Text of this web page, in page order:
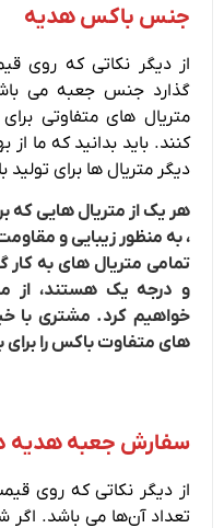
جنس باکس هدیه
از دیگر نکاتی که روی
گذارد جنس جعبه می
متریال های متفاوتی
کنند. باید بدانید که ما
دیگر متریال ها برای
هر یک از متریال هایی که
، به منظور زیبایی و
تمامی متریال های به کار
و درجه یک هستند، از
خواهیم کرد. مشتری با
های متفاوت باکس را
سفارش جعبه هدیه
از دیگر نکاتی که روی
تعداد آن‌ها می باشد.